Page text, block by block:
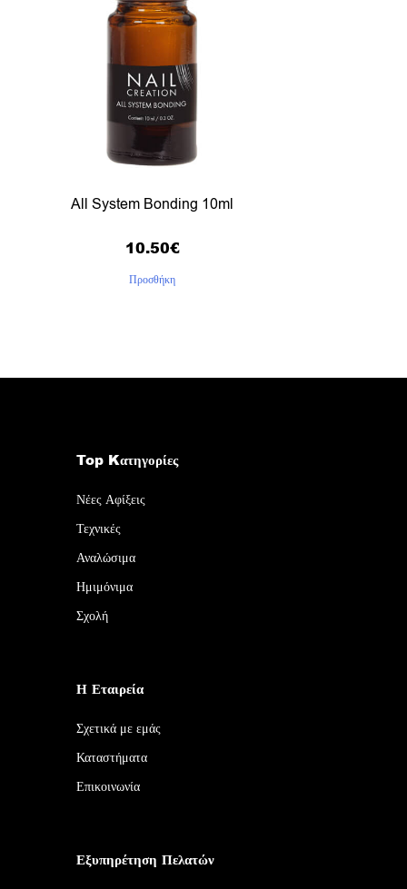
All System Bonding 10ml
10.50€
Προσθήκη
Top Kατηγορίες
Νέες Αφίξεις
Τεχνικές
Αναλώσιμα
Ημιμόνιμα
Σχολή
Η Εταιρεία
Σχετικά με εμάς
Καταστήματα
Επικοινωνία
Εξυπηρέτηση Πελατών